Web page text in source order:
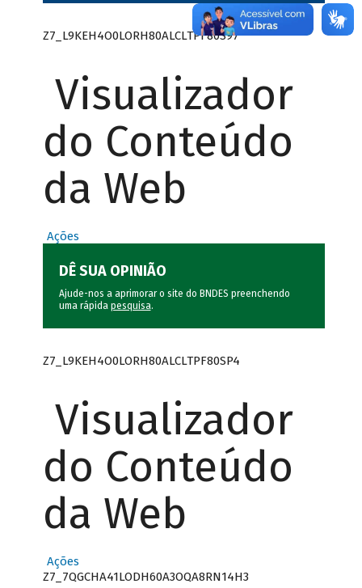
Z7_L9KEH4O0LORH80ALCLTPF80S97
Visualizador
do Conteúdo
da Web
Ações
DÊ SUA OPINIÃO
Ajude-nos a aprimorar o site do BNDES preenchendo
uma rápida pesquisa.
Z7_L9KEH4O0LORH80ALCLTPF80SP4
Visualizador
do Conteúdo
da Web
Ações
Z7_7QGCHA41LODH60A3OQA8RN14H3